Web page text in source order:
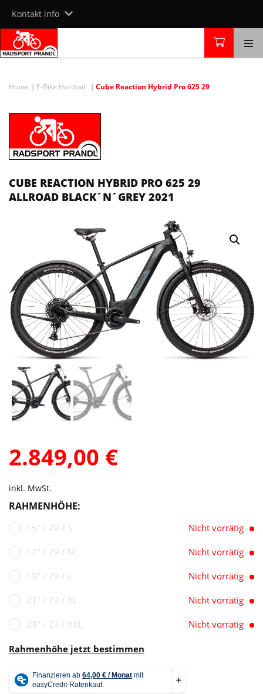
content
Kontakt info
Home E-Bike Hardtail Cube Reaction Hybrid Pro 625 29
CUBE REACTION HYBRID PRO 625 29
ALLROAD BLACK´N´GREY 2021
2.849,00 €
inkl. MwSt.
RAHMENHÖHE:
15" / 29 / S Nicht vorrätig
17" / 29 / M Nicht vorrätig
19" / 29 / L Nicht vorrätig
21" / 29 / XL Nicht vorrätig
23" / 29 / XXL Nicht vorrätig
Rahmenhöhe jetzt bestimmen